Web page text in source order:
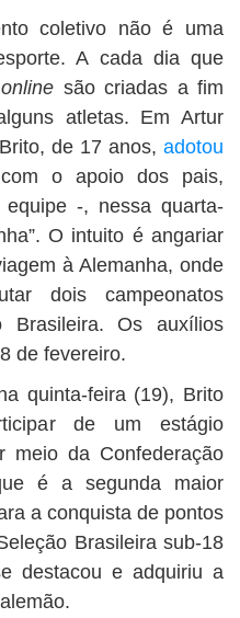
coletivo não é uma
A cada dia que
online são criadas a fim
atletas. Em Artur
de 17 anos, adotou
o apoio dos pais,
-, nessa quarta-
O intuito é angariar
à Alemanha, onde
dois campeonatos
Brasileira. Os auxílios
de fevereiro.
quinta-feira (19), Brito
de um estágio
meio da Confederação
é a segunda maior
a conquista de pontos
Brasileira sub-18
destacou e adquiriu a